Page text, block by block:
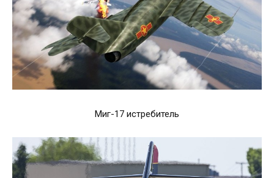
Миг-17 истребитель